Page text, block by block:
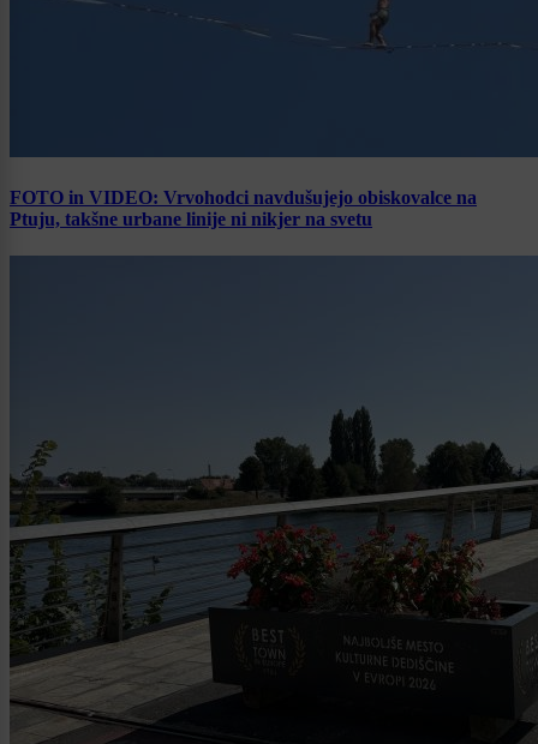
FOTO in VIDEO: Vrvohodci navdušujejo obiskovalce na
Ptuju, takšne urbane linije ni nikjer na svetu